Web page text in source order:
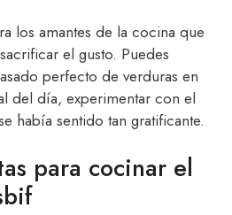
los amantes de la cocina que
el gusto. Puedes
perfecto de verduras en
del día, experimentar con el
había sentido tan gratificante.
para cocinar el